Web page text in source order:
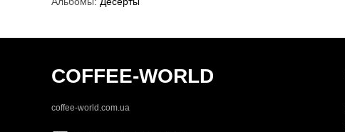
COFFEE-WORLD
coffee-world.com.ua